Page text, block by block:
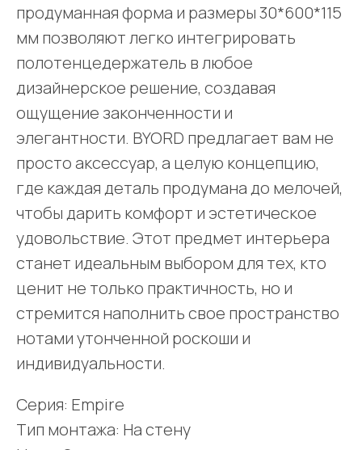
продуманная форма и размеры 30*600*115
мм позволяют легко интегрировать
полотенцедержатель в любое
дизайнерское решение, создавая
ощущение законченности и
элегантности. BYORD предлагает вам не
просто аксессуар, а целую концепцию,
где каждая деталь продумана до мелочей,
чтобы дарить комфорт и эстетическое
удовольствие. Этот предмет интерьера
станет идеальным выбором для тех, кто
ценит не только практичность, но и
стремится наполнить свое пространство
нотами утонченной роскоши и
индивидуальности.
Серия: Empire
Тип монтажа: На стену